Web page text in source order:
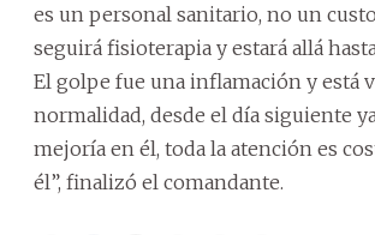
es un personal sanitario, no un
seguirá fisioterapia y estará allá
El golpe fue una inflamación y está
normalidad, desde el día siguiente
mejoría en él, toda la atención es
él”, finalizó el comandante.